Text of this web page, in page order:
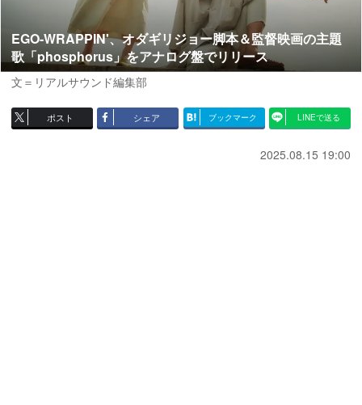
EGO-WRAPPIN'、オダギリジョー脚本＆監督映画の主題
歌「phosphorus」をアナログ盤でリリース
文＝リアルサウンド編集部
ポスト シェア ブックマーク LINEで送る
2025.08.15 19:00